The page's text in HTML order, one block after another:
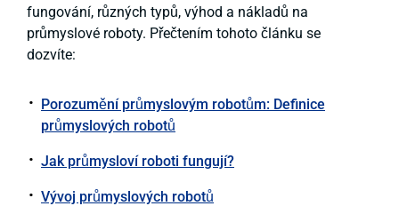
fungování, různých typů, výhod a nákladů na
průmyslové roboty. Přečtením tohoto článku se
dozvíte:
Porozumění průmyslovým robotům: Definice
průmyslových robotů
Jak průmysloví roboti fungují?
Vývoj průmyslových robotů